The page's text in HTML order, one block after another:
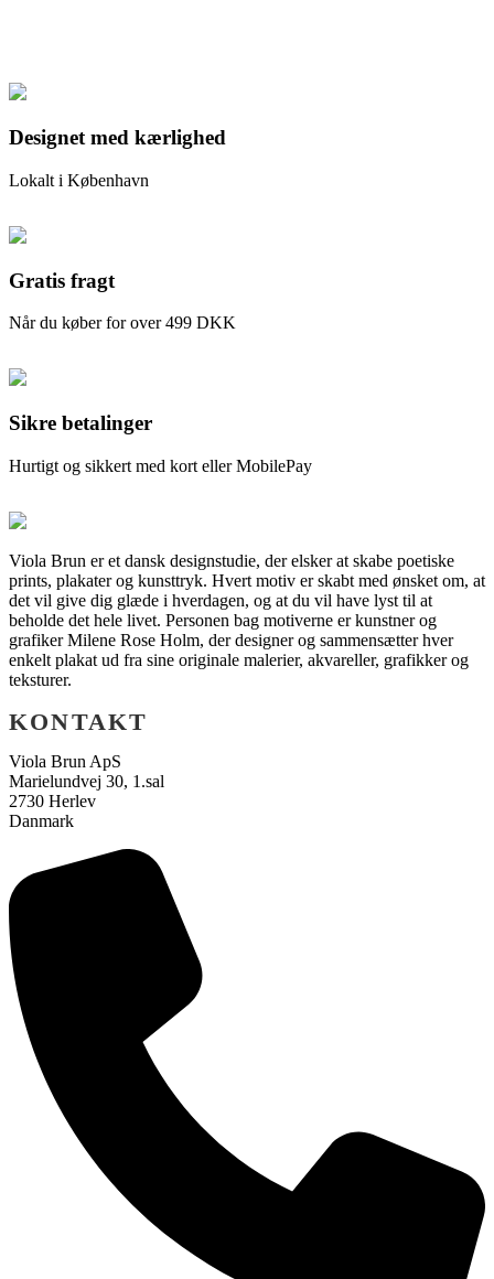
Designet med kærlighed
Lokalt i København
Gratis fragt
Når du køber for over 499 DKK
Sikre betalinger
Hurtigt og sikkert med kort eller MobilePay
Viola Brun er et dansk designstudie, der elsker at skabe poetiske
prints, plakater og kunsttryk. Hvert motiv er skabt med ønsket om, at
det vil give dig glæde i hverdagen, og at du vil have lyst til at
beholde det hele livet. Personen bag motiverne er kunstner og
grafiker Milene Rose Holm, der designer og sammensætter hver
enkelt plakat ud fra sine originale malerier, akvareller, grafikker og
teksturer.
KONTAKT
Viola Brun ApS
Marielundvej 30, 1.sal
2730 Herlev
Danmark